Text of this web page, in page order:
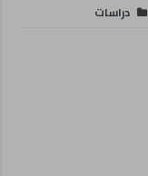
دراسات